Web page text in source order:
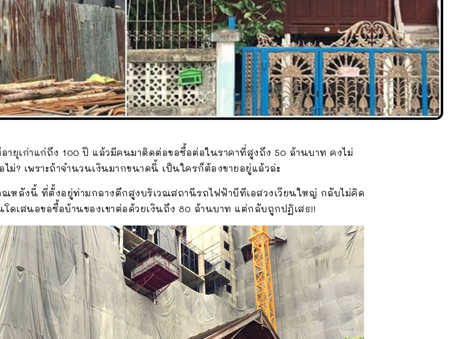
ายุเก่าแก่ถึง 100 ปี แล้วมีคนมาติดต่อขอซื้อต่อในราคาที่สูงถึง 50 ล้านบาท คงไม่
ไม่? เพราะถ้าจำนวนเงินมากขนาดนี้ เป็นใครก็ต้องขายอยู่แล้วล่ะ
ณหลังนี้ ที่ตั้งอยู่ท่ามกลางตึกสูงบริเวณสถานีรถไฟฟ้าบีทีเอสวงเวียนใหญ่ กลับไม่คิด
ดเสนอขอซื้อบ้านของเขาต่อด้วยเงินถึง 80 ล้านบาท แต่กลับถูกปฏิเสธ!!